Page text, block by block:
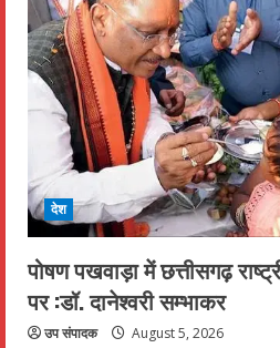
देश
पोषण पखवाड़ा में छत्तीसगढ़
पर :डॉ. दानेश्वरी सम्भाकर
उप संपादक August 5, 2026